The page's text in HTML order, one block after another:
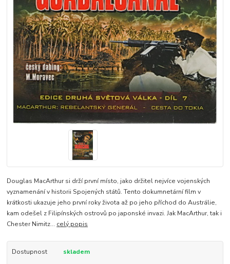
Douglas MacArthur si drží první místo, jako držitel nejvíce vojenských
vyznamenání v historii Spojených států. Tento dokumnetární film v
krátkosti ukazuje jeho první roky života až po jeho příchod do Austrálie,
kam odešel z Filipínských ostrovů po japonské invazi. Jak MacArthur, tak i
Chester Nimitz... celý popis
Dostupnost skladem